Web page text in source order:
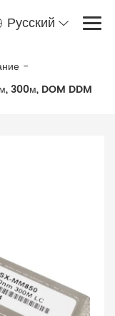
Русский
-
300м, DOM DDM